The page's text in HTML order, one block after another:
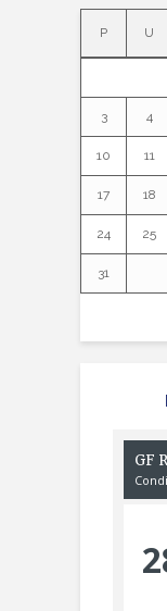
P U
3 4
10 11
17 18
24 25
31